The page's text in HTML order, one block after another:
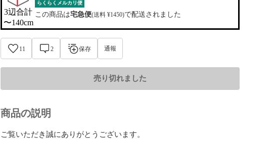
3辺合計
〜140cm
らくらくメルカリ便
この商品は宅急便(送料 ¥1450)で配送されました
11 2 保存 通報
売り切れました
商品の説明
ご覧いただき誠にありがとうございます。